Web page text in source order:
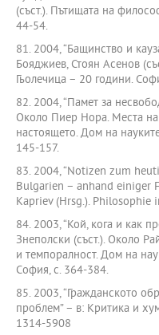
(съст.). Пътищата на
44-54.
81. 2004, “Бащинство и
Бояджиев, Стоян Асенов
Гьолечица – 20 години.
82. 2004, “Памет за
Около Пиер Нора. Места
настоящето. Дом на
145-157.
83. 2004, “Notizen zum
Bulgarien – anhand einiger
Kapriev (Hrsg.). Philosophie
84. 2003, “Кой, кога и как
Знеполски (съст.). Около
и темпоралност. Дом на
София, с. 364-384.
85. 2003, “Гражданското
проблем” – в: Критика и
1314-5908